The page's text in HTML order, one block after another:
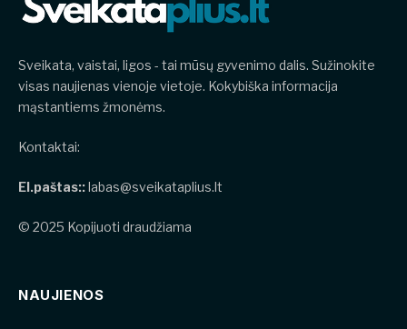
Sveikata, vaistai, ligos - tai mūsų gyvenimo dalis. Sužinokite
visas naujienas vienoje vietoje. Kokybiška informacija
mąstantiems žmonėms.
Kontaktai:
El.paštas::labas@sveikataplius.lt
© 2025 Kopijuoti draudžiama
NAUJIENOS